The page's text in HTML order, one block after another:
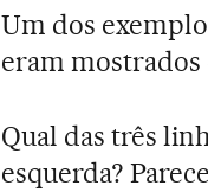
Um dos
eram mostrados
Qual das três
esquerda?